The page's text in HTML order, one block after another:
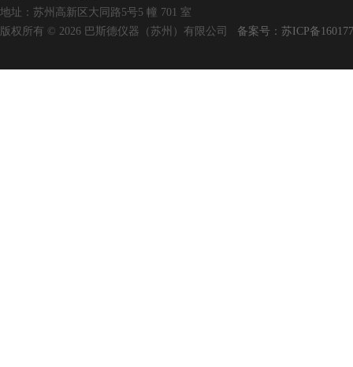
地址：苏州高新区大同路5号5 幢 701 室
版权所有 © 2026 巴斯德仪器（苏州）有限公司 备案号：苏ICP备